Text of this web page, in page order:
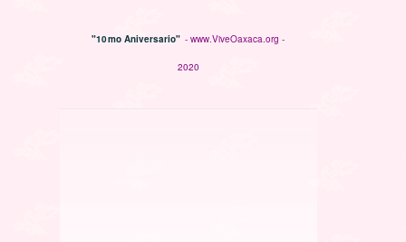
"10mo Aniversario" - www.ViveOaxaca.org -
2020